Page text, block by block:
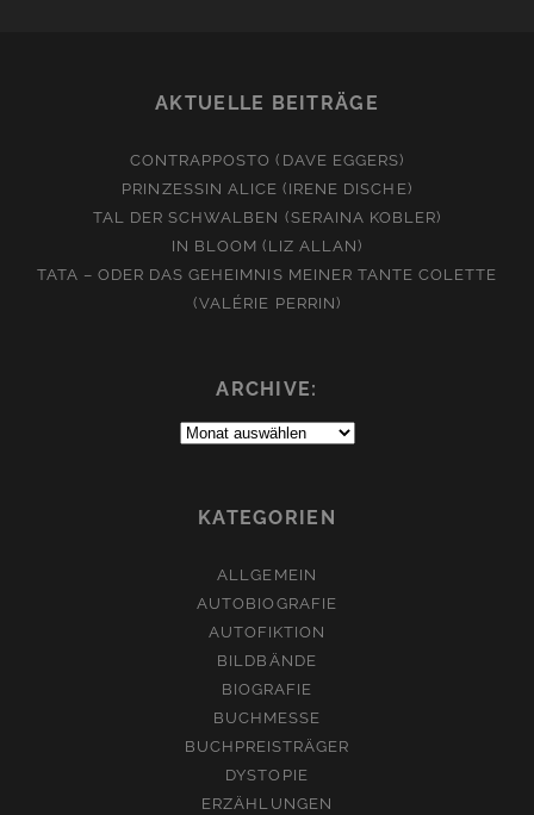
AKTUELLE BEITRÄGE
CONTRAPPOSTO (DAVE EGGERS)
PRINZESSIN ALICE (IRENE DISCHE)
TAL DER SCHWALBEN (SERAINA KOBLER)
IN BLOOM (LIZ ALLAN)
TATA – ODER DAS GEHEIMNIS MEINER TANTE COLETTE
(VALÉRIE PERRIN)
ARCHIVE:
Archive:
KATEGORIEN
ALLGEMEIN
AUTOBIOGRAFIE
AUTOFIKTION
BILDBÄNDE
BIOGRAFIE
BUCHMESSE
BUCHPREISTRÄGER
DYSTOPIE
ERZÄHLUNGEN